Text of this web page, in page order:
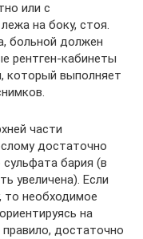
или с
на боку, стоя.
больной должен
рентген-кабинеты
который выполняет
части
достаточно
бария (в
увеличена). Если
то необходимое
на
достаточно